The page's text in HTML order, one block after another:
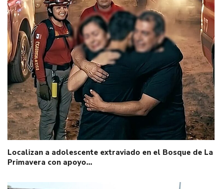
Localizan a adolescente extraviado en el Bosque de La
Primavera con apoyo…